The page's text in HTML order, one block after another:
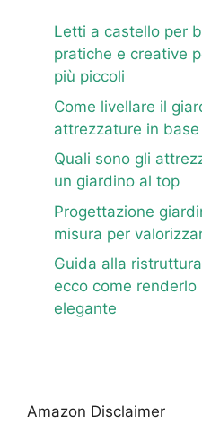
Letti a castello per
pratiche e creative
più piccoli
Come livellare il
attrezzature in
Quali sono gli
un giardino al top
Progettazione
misura per
Guida alla
ecco come
elegante
Amazon Disclaimer